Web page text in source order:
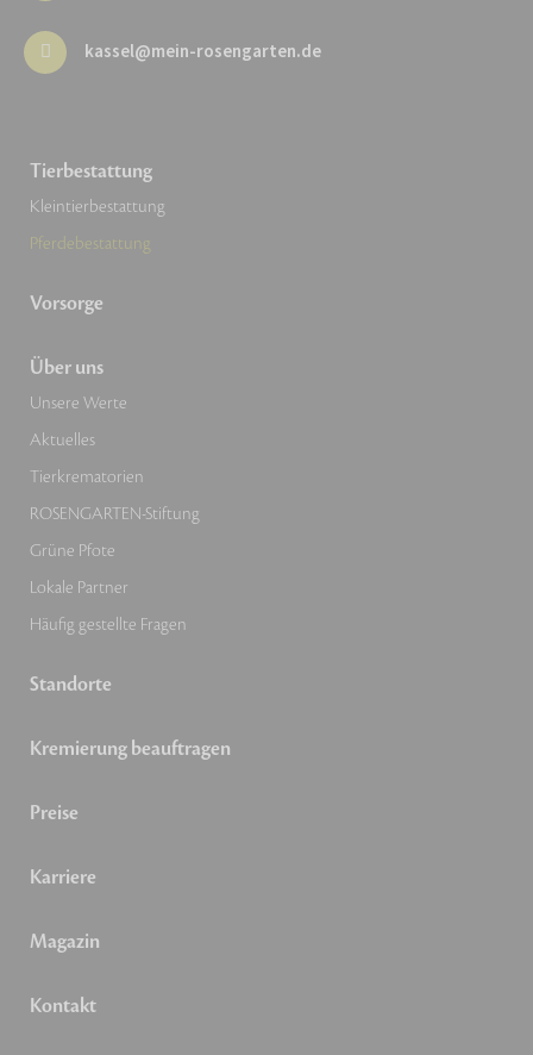
kassel@mein-rosengarten.de
Tierbestattung
Kleintierbestattung
Pferdebestattung
Vorsorge
Über uns
Unsere Werte
Aktuelles
Tierkrematorien
ROSENGARTEN-Stiftung
Grüne Pfote
Lokale Partner
Häufig gestellte Fragen
Standorte
Kremierung beauftragen
Preise
Karriere
Magazin
Kontakt